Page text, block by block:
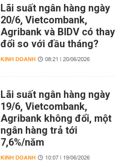
Lãi suất ngân hàng ngày
20/6, Vietcombank,
Agribank và BIDV có thay
đổi so với đầu tháng?
KINH DOANH 08:21 | 20/06/2026
Lãi suất ngân hàng ngày
19/6, Vietcombank,
Agribank không đổi, một
ngân hàng trả tới
7,6%/năm
KINH DOANH 10:07 | 19/06/2026